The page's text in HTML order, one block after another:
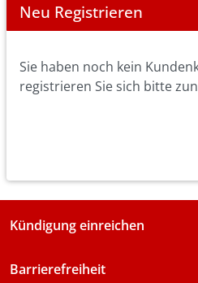
Neu Registrieren
Sie haben noch kein
registrieren Sie sich bitte
Kündigung einreichen
Barrierefreiheit